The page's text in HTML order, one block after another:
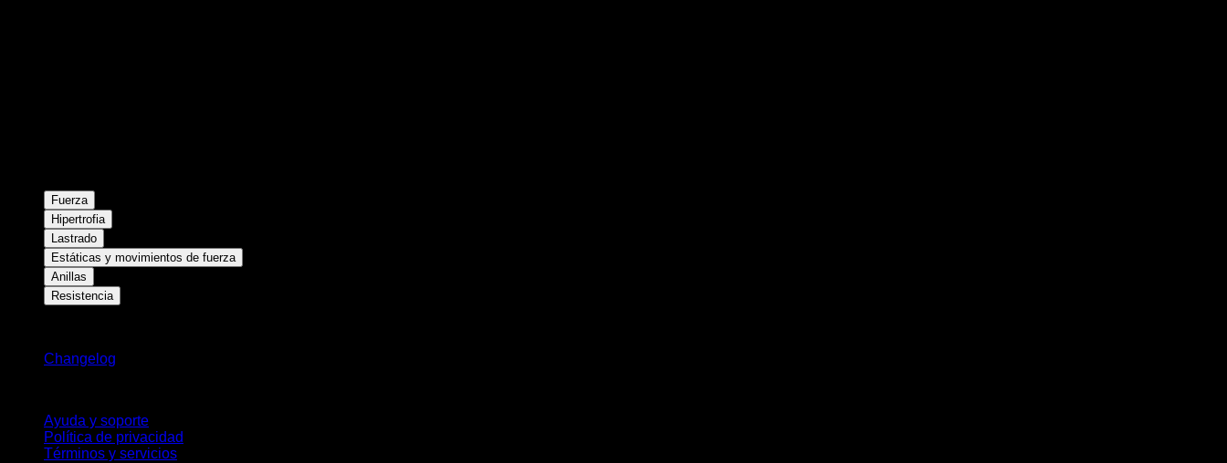
Fuerza
Hipertrofia
Lastrado
Estáticas y movimientos de fuerza
Anillas
Resistencia
Changelog
Ayuda y soporte
Política de privacidad
Términos y servicios